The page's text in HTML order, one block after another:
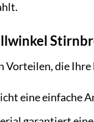
Vorteilen, die
eine einfache